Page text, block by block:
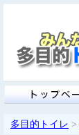
多目的トイレ >